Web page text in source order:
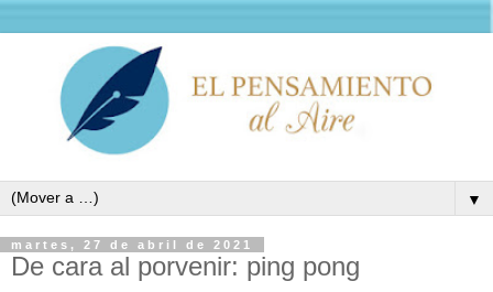
▼
martes, 27 de abril de 2021
De cara al porvenir: ping pong